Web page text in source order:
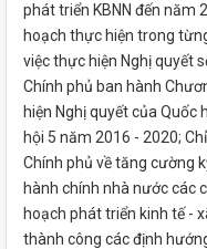
phát triển KBNN đến năm
hoạch thực hiện trong
việc thực hiện Nghị quyết
Chính phủ ban hành
hiện Nghị quyết của Quốc
hội 5 năm 2016 - 2020;
Chính phủ về tăng cường
hành chính nhà nước các
hoạch phát triển kinh tế -
thành công các định